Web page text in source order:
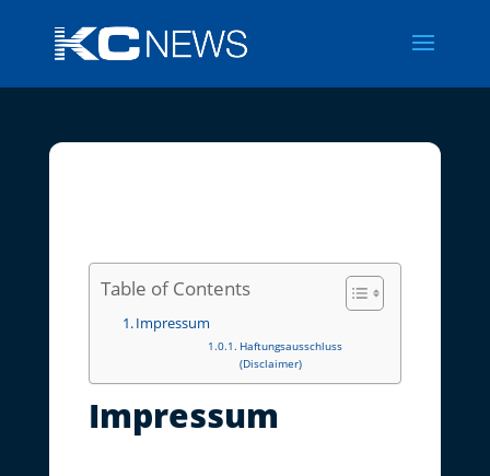
Table of Contents
Impressum
Haftungsausschluss
(Disclaimer)
Impressum